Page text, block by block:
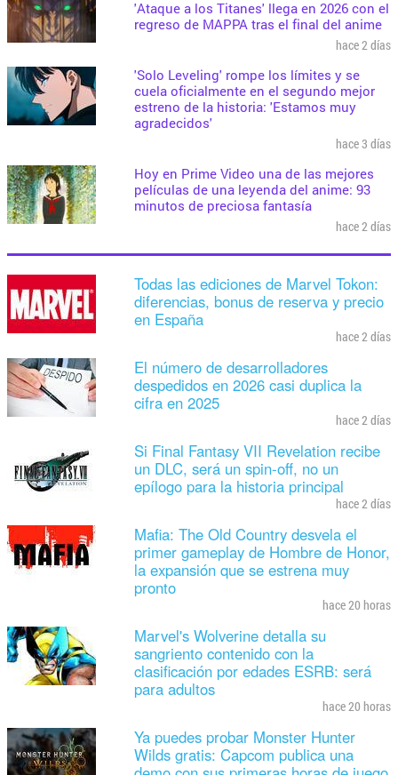
'Ataque a los Titanes' llega en 2026 con el
regreso de MAPPA tras el final del anime
hace 2 días
'Solo Leveling' rompe los límites y se
cuela oficialmente en el segundo mejor
estreno de la historia: 'Estamos muy
agradecidos'
hace 3 días
Hoy en Prime Video una de las mejores
películas de una leyenda del anime: 93
minutos de preciosa fantasía
hace 2 días
Todas las ediciones de Marvel Tokon:
diferencias, bonus de reserva y precio
en España
hace 2 días
El número de desarrolladores
despedidos en 2026 casi duplica la
cifra en 2025
hace 2 días
Si Final Fantasy VII Revelation recibe
un DLC, será un spin-off, no un
epílogo para la historia principal
hace 2 días
Mafia: The Old Country desvela el
primer gameplay de Hombre de Honor,
la expansión que se estrena muy
pronto
hace 20 horas
Marvel's Wolverine detalla su
sangriento contenido con la
clasificación por edades ESRB: será
para adultos
hace 20 horas
Ya puedes probar Monster Hunter
Wilds gratis: Capcom publica una